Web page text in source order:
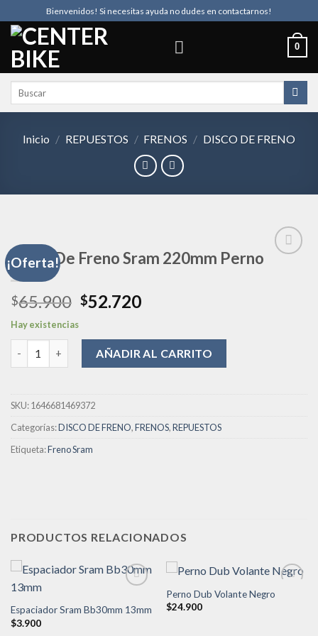
to
content
Bienvenidos! Si necesitas ayuda no dudes en contactarnos!
0
Inicio / REPUESTOS / FRENOS / DISCO DE FRENO
¡Oferta!
Disco De Freno Sram 220mm Perno
$65.900 El
original
era:
$65.900.
$52.720El
actual
es:
$52.720.
Hay existencias
Disco De Freno Sram 220mm Perno cantidad
AÑADIR AL CARRITO
SKU:1646681469372
Categorías:DISCO DE FRENO,FRENOS,REPUESTOS
Etiqueta:Freno Sram
PRODUCTOS RELACIONADOS
Espaciador Sram Bb30mm 13mm
$3.900
Perno Dub Volante Negro
$24.900